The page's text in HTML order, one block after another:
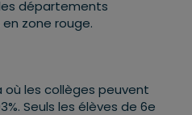
départements
zone rouge.
où les collèges peuvent
Seuls les élèves de 6e